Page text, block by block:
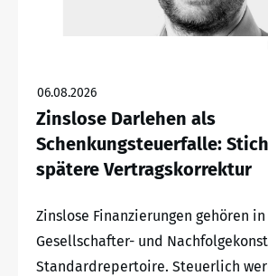
06.08.2026
Zinslose Darlehen als
Schenkungsteuerfalle:
spätere Vertragskorrektur
Zinslose Finanzierungen gehören
Gesellschafter- und
Standardrepertoire. Steuerlich